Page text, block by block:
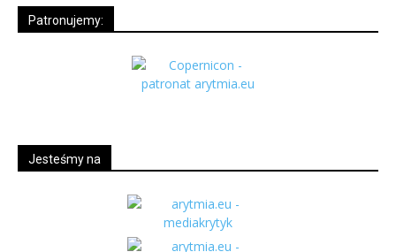
Patronujemy:
Jesteśmy na